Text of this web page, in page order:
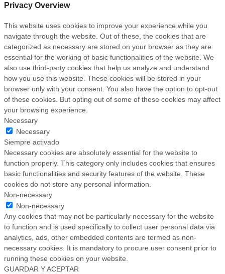
Privacy Overview
This website uses cookies to improve your experience while you
navigate through the website. Out of these, the cookies that are
categorized as necessary are stored on your browser as they are
essential for the working of basic functionalities of the website. We
also use third-party cookies that help us analyze and understand
how you use this website. These cookies will be stored in your
browser only with your consent. You also have the option to opt-out
of these cookies. But opting out of some of these cookies may affect
your browsing experience.
Necessary
Necessary
Siempre activado
Necessary cookies are absolutely essential for the website to
function properly. This category only includes cookies that ensures
basic functionalities and security features of the website. These
cookies do not store any personal information.
Non-necessary
Non-necessary
Any cookies that may not be particularly necessary for the website
to function and is used specifically to collect user personal data via
analytics, ads, other embedded contents are termed as non-
necessary cookies. It is mandatory to procure user consent prior to
running these cookies on your website.
GUARDAR Y ACEPTAR